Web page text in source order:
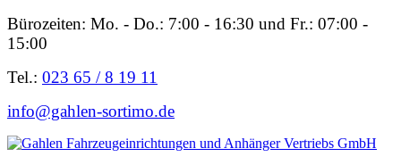
Bürozeiten: Mo. - Do.: 7:00 - 16:30 und Fr.: 07:00 -
15:00
Tel.: 023 65 / 8 19 11
info@gahlen-sortimo.de